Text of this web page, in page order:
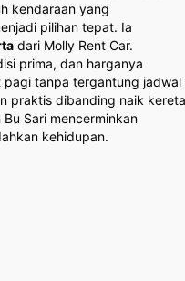
kendaraan yang
pilihan tepat. Ia
dari Molly Rent Car.
prima, dan harganya
tanpa tergantung jadwal
praktis dibanding naik kereta
Sari mencerminkan
kehidupan.